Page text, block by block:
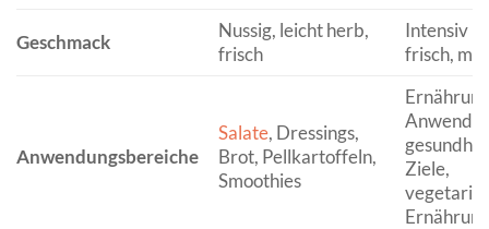
Geschmack
Nussig, leicht herb,
frisch
Intensiv
frisch,
Anwendungsbereiche
Salate, Dressings,
Brot, Pellkartoffeln,
Smoothies
Ziele,
Ernährung